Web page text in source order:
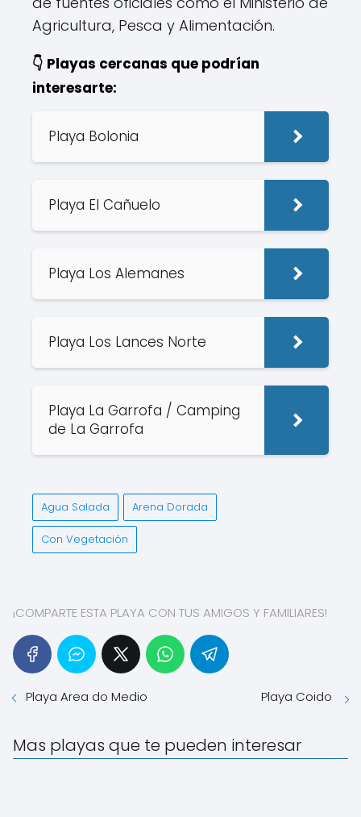
Agricultura, Pesca y Alimentación.
👇 Playas cercanas que podrían
interesarte:
Playa Bolonia
Playa El Cañuelo
Playa Los Alemanes
Playa Los Lances Norte
Playa La Garrofa / Camping
de La Garrofa
Agua Salada Arena Dorada
Con Vegetación
¡COMPARTE ESTA PLAYA CON TUS AMIGOS Y FAMILIARES!
Playa Area do Medio Playa Coido
Mas playas que te pueden interesar